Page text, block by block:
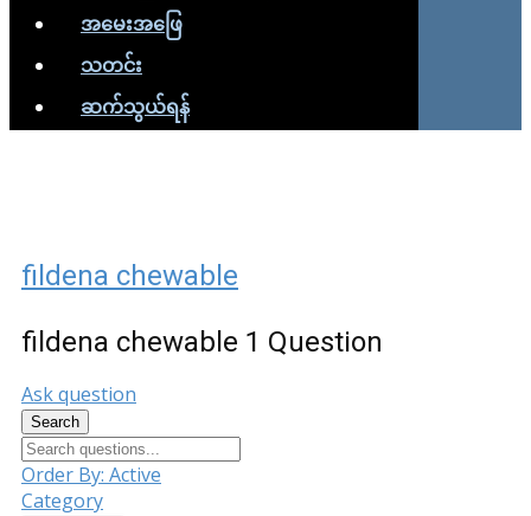
အမေးအဖြေ
သတင်း
ဆက်သွယ်ရန်
fildena chewable
fildena chewable 1 Question
Ask question
Search
Order By: Active
Category